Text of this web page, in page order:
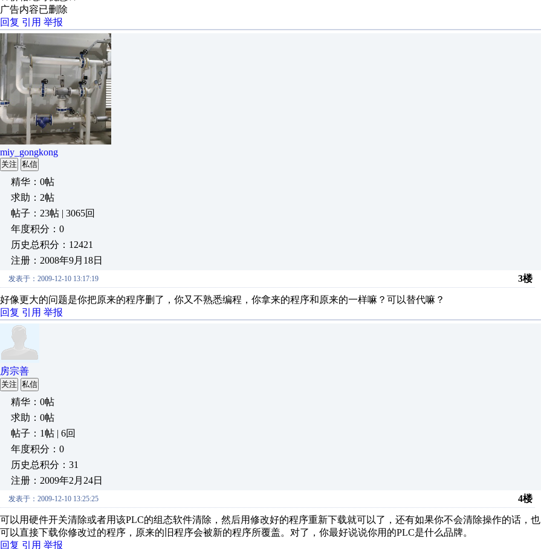
广告内容已删除
回复 引用 举报
miy_gongkong
关注 私信
精华：0帖
求助：2帖
帖子：23帖 | 3065回
年度积分：0
历史总积分：12421
注册：2008年9月18日
发表于：2009-12-10 13:17:19 3楼
好像更大的问题是你把原来的程序删了，你又不熟悉编程，你拿来的程序和原来的一样嘛？可以替代嘛？
回复 引用 举报
房宗善
关注 私信
精华：0帖
求助：0帖
帖子：1帖 | 6回
年度积分：0
历史总积分：31
注册：2009年2月24日
发表于：2009-12-10 13:25:25 4楼
可以用硬件开关清除或者用该PLC的组态软件清除，然后用修改好的程序重新下载就可以了，还有如果你不会清除操作的话，也
可以直接下载你修改过的程序，原来的旧程序会被新的程序所覆盖。对了，你最好说说你用的PLC是什么品牌。
回复 引用 举报